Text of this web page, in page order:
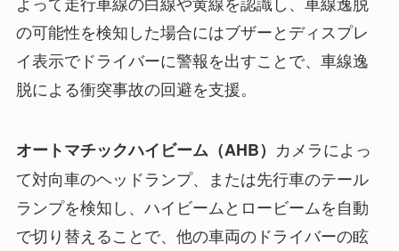
の可能性を検知した場合にはブザーとディスプレ
イ表示でドライバーに警報を出すことで、車線逸
脱による衝突事故の回避を支援。
オートマチックハイビーム（AHB） カメラによっ
て対向車のヘッドランプ、または先行車のテール
ランプを検知し、ハイビームとロービームを自動
で切り替えることで、他の車両のドライバーの眩